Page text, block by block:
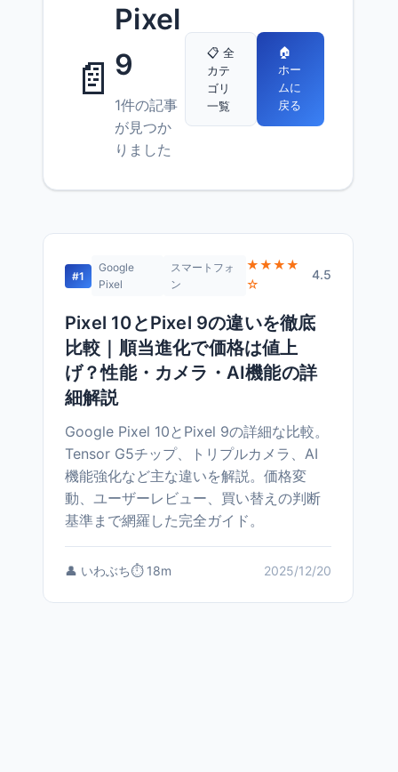
📄
Pixel
9
1件の記事
が見つか
りました
📋 全
カテ
ゴリ
一覧
🏠
ホー
ムに
戻る
#1
Google
Pixel
スマートフォ
ン
★★★★
☆
4.5
Pixel 10とPixel 9の違いを徹底
比較｜順当進化で価格は値上
げ？性能・カメラ・AI機能の詳
細解説
Google Pixel 10とPixel 9の詳細な比較。
Tensor G5チップ、トリプルカメラ、AI
機能強化など主な違いを解説。価格変
動、ユーザーレビュー、買い替えの判断
基準まで網羅した完全ガイド。
👤 いわぶち⏱️ 18m 2025/12/20